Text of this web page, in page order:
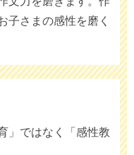
子さまの感性を磨く
」ではなく「感性教